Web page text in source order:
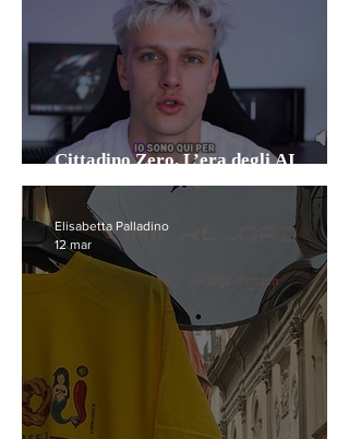
Cittadino Zero. L’era degli AI
political influencer
Elisabetta Palladino
12 mar